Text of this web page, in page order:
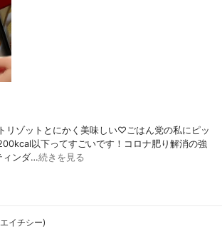
リゾットとにかく美味しい♡ごはん党の私にピッ
以下ってすごいです！コロナ肥り解消の強
ィンダ…続きを見る
イチシー)